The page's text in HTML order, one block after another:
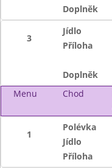
Doplněk
3
Jídlo
Příloha
Doplněk
Menu
Chod
1
Polévka
Jídlo
Příloha